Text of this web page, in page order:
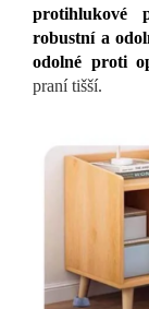
protihlukové
robustní a
odolné proti
praní tišší.